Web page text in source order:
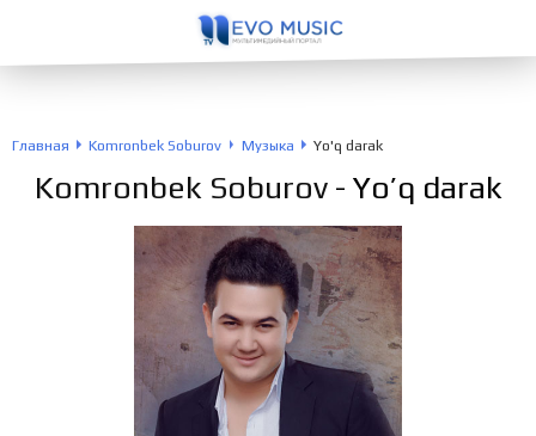
Главная Komronbek Soburov Музыка Yo'q darak
Komronbek Soburov- Yo’q darak